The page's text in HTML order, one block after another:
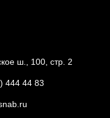
ш., 100, стр. 2
444 44 83